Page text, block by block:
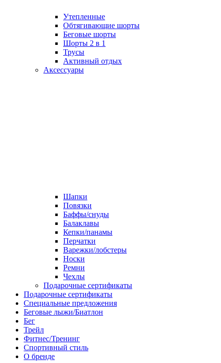
Утепленные
Обтягивающие шорты
Беговые шорты
Шорты 2 в 1
Трусы
Активный отдых
Аксессуары
Шапки
Повязки
Баффы/снуды
Балаклавы
Кепки/панамы
Перчатки
Варежки/лобстеры
Носки
Ремни
Чехлы
Подарочные сертификаты
Подарочные сертификаты
Специальные предложения
Беговые лыжи/Биатлон
Бег
Трейл
Фитнес/Тренинг
Спортивный стиль
О бренде